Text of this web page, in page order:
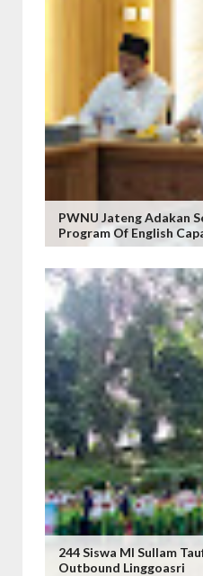
PWNU Jateng Adakan
Program Of English
244 Siswa MI Sullam
Outbound Linggoasri